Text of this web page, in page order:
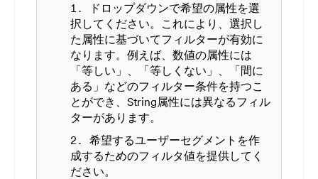
ドロップダウンで希望の属性を選
択してください。これにより、選択し
た属性に基づいてフィルターが有効に
なります。例えば、数値の属性には
「等しい」、「等しくない」、「間に
ある」などのフィルター条件を持つこ
とができ、String属性には異なるフィル
ターがあります。
希望するユーザーセグメントを作
成するためのフィルタ値を提供してく
ださい。